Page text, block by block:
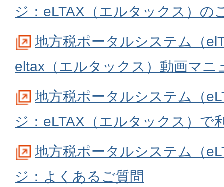
ジ：eLTAX（エルタックス）の
地方税ポータルシステム（
eltax（エルタックス）動画マニ
地方税ポータルシステム（
ジ：eLTAX（エルタックス）で
地方税ポータルシステム（
ジ：よくあるご質問